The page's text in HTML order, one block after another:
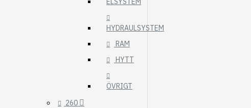
HYDRAULSYSTEM
RAM
HYTT
ÖVRIGT
260